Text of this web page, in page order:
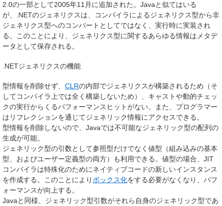
2.0の一部として2005年11月に追加された。Javaと似てはいる
が、.NETのジェネリクスは、コンパイラによるジェネリクス型から非
ジェネリクス型へのコンバートとしてではなく、実行時に実装され
る。このことにより、ジェネリクス型に関するあらゆる情報はメタデ
ータとして保存される。
.NETジェネリクスの機能
型情報を削除せず、 CLRの内部でジェネリクスが構築されるため（そ
してコンパイラ上では全く構築しないため）、キャストや動的チェッ
クの実行からくるパフォーマンスヒットがない。また、プログラマー
はリフレクションを通じてジェネリック情報にアクセスできる。
型情報を削除しないので、Javaでは不可能なジェネリック型の配列の
生成が可能。
ジェネリック型の引数として参照型だけでなく値型（組み込みの基本
型、およびユーザー定義型の両方）も利用できる。値型の場合、JIT
コンパイラは特殊化のためにネイティブコードの新しいインスタンス
を作成する。このことにより ボックス化をする必要がなくなり、パフ
ォーマンスが向上する。
Javaと同様、ジェネリック型引数がそれら自身のジェネリック型であ